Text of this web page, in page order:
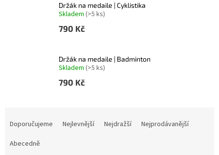
Držák na medaile | Cyklistika
Skladem (>5 ks)
790 Kč
Držák na medaile | Badminton
Skladem (>5 ks)
790 Kč
Doporučujeme Nejlevnější Nejdražší
Nejprodávanější
Abecedně